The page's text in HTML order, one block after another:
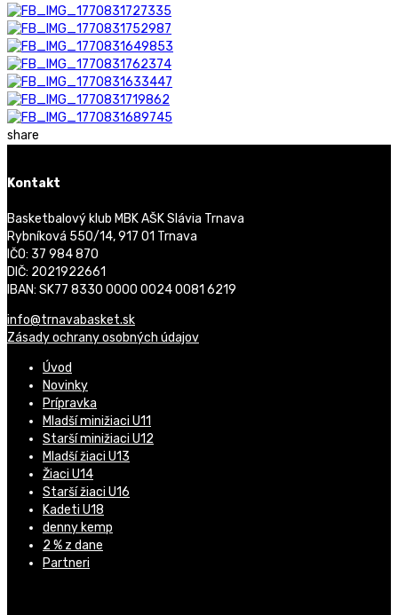
share
Kontakt
Basketbalový klub MBK AŠK Slávia Trnava
Rybníková 550/14, 917 01 Trnava
IČO: 37 984 870
DIČ: 2021922661
IBAN: SK77 8330 0000 0024 0081 6219
info@trnavabasket.sk
Zásady ochrany osobných údajov
Úvod
Novinky
Prípravka
Mladší minižiaci U11
Starší minižiaci U12
Mladší žiaci U13
Žiaci U14
Starší žiaci U16
Kadeti U18
denny kemp
2 % z dane
Partneri